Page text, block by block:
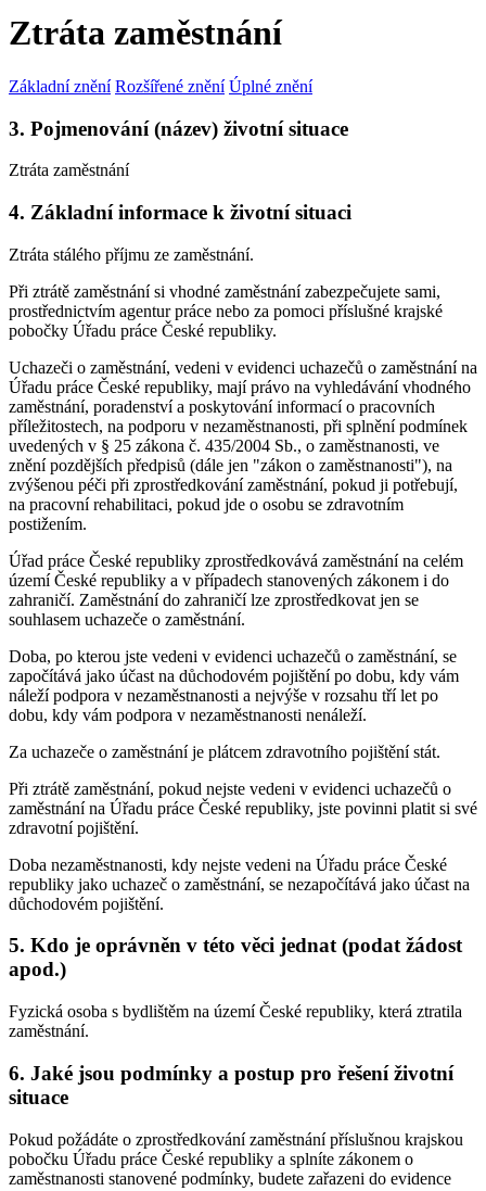
Ztráta zaměstnání
Základní znění Rozšířené znění Úplné znění
3. Pojmenování (název) životní situace
Ztráta zaměstnání
4. Základní informace k životní situaci
Ztráta stálého příjmu ze zaměstnání.
Při ztrátě zaměstnání si vhodné zaměstnání zabezpečujete sami,
prostřednictvím agentur práce nebo za pomoci příslušné krajské
pobočky Úřadu práce České republiky.
Uchazeči o zaměstnání, vedeni v evidenci uchazečů o zaměstnání na
Úřadu práce České republiky, mají právo na vyhledávání vhodného
zaměstnání, poradenství a poskytování informací o pracovních
příležitostech, na podporu v nezaměstnanosti, při splnění podmínek
uvedených v § 25 zákona č. 435/2004 Sb., o zaměstnanosti, ve
znění pozdějších předpisů (dále jen "zákon o zaměstnanosti"), na
zvýšenou péči při zprostředkování zaměstnání, pokud ji potřebují,
na pracovní rehabilitaci, pokud jde o osobu se zdravotním
postižením.
Úřad práce České republiky zprostředkovává zaměstnání na celém
území České republiky a v případech stanovených zákonem i do
zahraničí. Zaměstnání do zahraničí lze zprostředkovat jen se
souhlasem uchazeče o zaměstnání.
Doba, po kterou jste vedeni v evidenci uchazečů o zaměstnání, se
započítává jako účast na důchodovém pojištění po dobu, kdy vám
náleží podpora v nezaměstnanosti a nejvýše v rozsahu tří let po
dobu, kdy vám podpora v nezaměstnanosti nenáleží.
Za uchazeče o zaměstnání je plátcem zdravotního pojištění stát.
Při ztrátě zaměstnání, pokud nejste vedeni v evidenci uchazečů o
zaměstnání na Úřadu práce České republiky, jste povinni platit si své
zdravotní pojištění.
Doba nezaměstnanosti, kdy nejste vedeni na Úřadu práce České
republiky jako uchazeč o zaměstnání, se nezapočítává jako účast na
důchodovém pojištění.
5. Kdo je oprávněn v této věci jednat (podat žádost
apod.)
Fyzická osoba s bydlištěm na území České republiky, která ztratila
zaměstnání.
6. Jaké jsou podmínky a postup pro řešení životní
situace
Pokud požádáte o zprostředkování zaměstnání příslušnou krajskou
pobočku Úřadu práce České republiky a splníte zákonem o
zaměstnanosti stanovené podmínky, budete zařazeni do evidence